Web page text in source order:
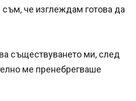
че изглеждам готова да
съществуването ми, след
ме пренебрегваше